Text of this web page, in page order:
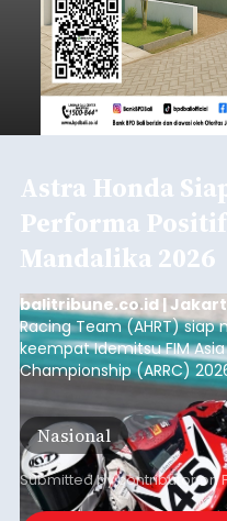
Astra Honda
Performa
Mandalika 2026
balitribune.co.id |
Racing Team (AHRT)
keempat Idemitsu FIM
Championship (ARRC)
berlangsung di Pertamina
International Circuit,
Barat, pada 7–9 Agustus
Nasional
Submitted bycontributoron